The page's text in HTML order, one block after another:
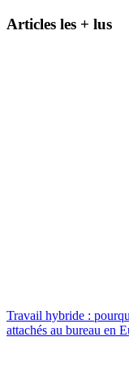
Articles les + lus
Travail hybride :
attachés au bureau en